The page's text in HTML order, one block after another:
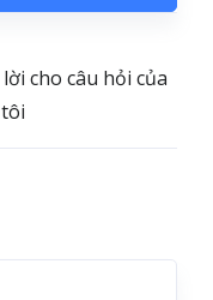
cho câu hỏi của